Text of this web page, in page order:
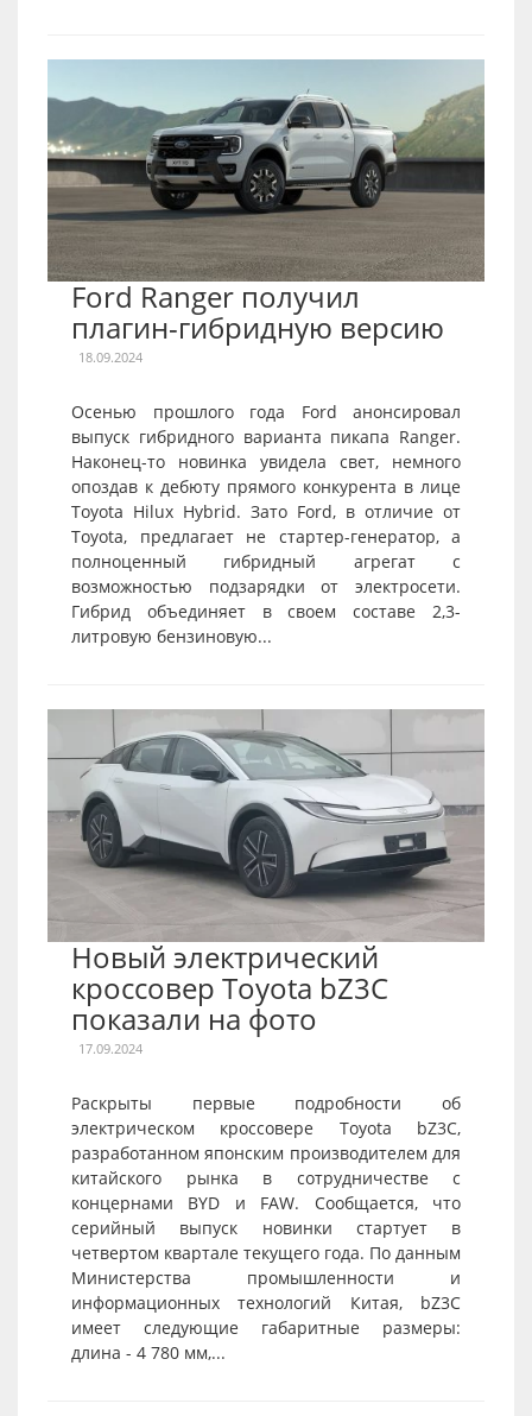
Ford Ranger получил
плагин-гибридную версию
18.09.2024
Осенью прошлого года Ford анонсировал
выпуск гибридного варианта пикапа Ranger.
Наконец-то новинка увидела свет, немного
опоздав к дебюту прямого конкурента в лице
Toyota Hilux Hybrid. Зато Ford, в отличие от
Toyota, предлагает не стартер-генератор, а
полноценный гибридный агрегат с
возможностью подзарядки от электросети.
Гибрид объединяет в своем составе 2,3-
литровую бензиновую...
Новый электрический
кроссовер Toyota bZ3C
показали на фото
17.09.2024
Раскрыты первые подробности об
электрическом кроссовере Toyota bZ3C,
разработанном японским производителем для
китайского рынка в сотрудничестве с
концернами BYD и FAW. Сообщается, что
серийный выпуск новинки стартует в
четвертом квартале текущего года. По данным
Министерства промышленности и
информационных технологий Китая, bZ3C
имеет следующие габаритные размеры:
длина - 4 780 мм,...